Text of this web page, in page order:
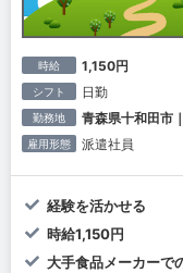
時給 1,150円
シフト 日勤
勤務地 青森県十和田市
雇用形態 派遣社員
経験を活かせる
時給1,150円
大手食品メーカー